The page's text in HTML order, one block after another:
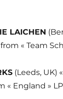
LAICHEN
« Team
(Leeds, UK)
« England »